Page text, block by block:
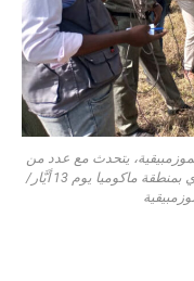
يتحدث مع عدد من
رجال الجيش الرواندي في قاعدتهم في بلدة تشاي بمنطقة ماكوميا يوم 13 أيَّار/